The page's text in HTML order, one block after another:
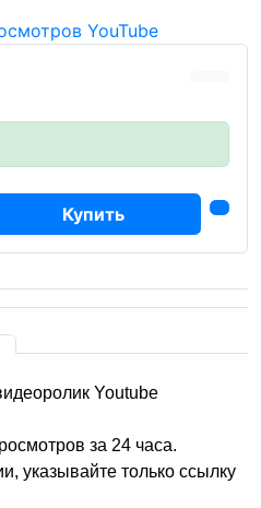
Купить
Youtube
за 24 часа.
указывайте только ссылку